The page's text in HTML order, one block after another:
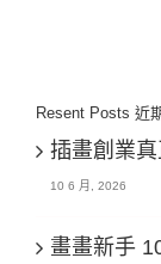
Resent Posts 近
插畫創業
10 6 月, 2026
畫畫新手